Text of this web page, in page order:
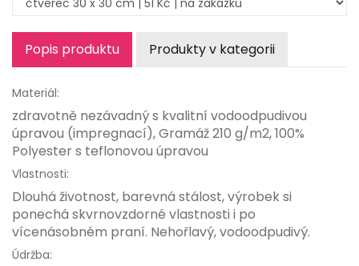
Popis produktu Produkty v kategorii
Materiál:
zdravotně nezávadný s kvalitní vodoodpudivou
úpravou (impregnací), Gramáž 210 g/m2, 100%
Polyester s teflonovou úpravou
Vlastnosti:
Dlouhá životnost, barevná stálost, výrobek si
ponechá skvrnovzdorné vlastnosti i po
vícenásobném praní. Nehořlavý, vodoodpudivý.
Údržba: